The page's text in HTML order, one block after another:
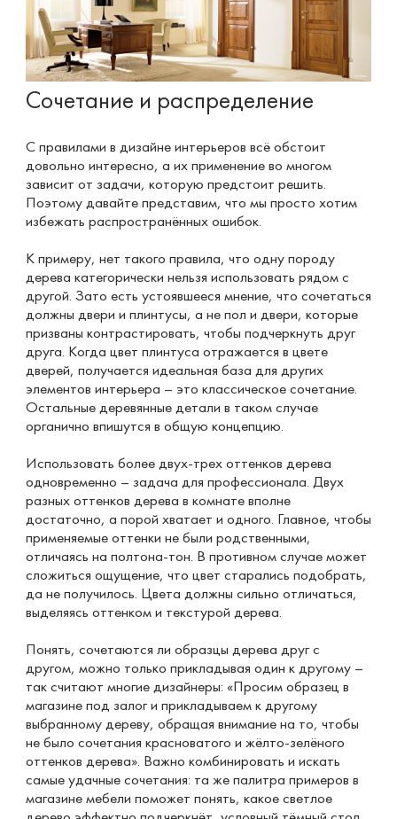
Сочетание и распределение
С правилами в дизайне интерьеров всё обстоит
довольно интересно, а их применение во многом
зависит от задачи, которую предстоит решить.
Поэтому давайте представим, что мы просто хотим
избежать распространённых ошибок.
К примеру, нет такого правила, что одну породу
дерева категорически нельзя использовать рядом с
другой. Зато есть устоявшееся мнение, что сочетаться
должны двери и плинтусы, а не пол и двери, которые
призваны контрастировать, чтобы подчеркнуть друг
друга. Когда цвет плинтуса отражается в цвете
дверей, получается идеальная база для других
элементов интерьера – это классическое сочетание.
Остальные деревянные детали в таком случае
органично впишутся в общую концепцию.
Использовать более двух-трех оттенков дерева
одновременно – задача для профессионала. Двух
разных оттенков дерева в комнате вполне
достаточно, а порой хватает и одного. Главное, чтобы
применяемые оттенки не были родственными,
отличаясь на полтона-тон. В противном случае может
сложиться ощущение, что цвет старались подобрать,
да не получилось. Цвета должны сильно отличаться,
выделяясь оттенком и текстурой дерева.
Понять, сочетаются ли образцы дерева друг с
другом, можно только прикладывая один к другому –
так считают многие дизайнеры: «Просим образец в
магазине под залог и прикладываем к другому
выбранному дереву, обращая внимание на то, чтобы
не было сочетания красноватого и жёлто-зелёного
оттенков дерева». Важно комбинировать и искать
самые удачные сочетания: та же палитра примеров в
магазине мебели поможет понять, какое светлое